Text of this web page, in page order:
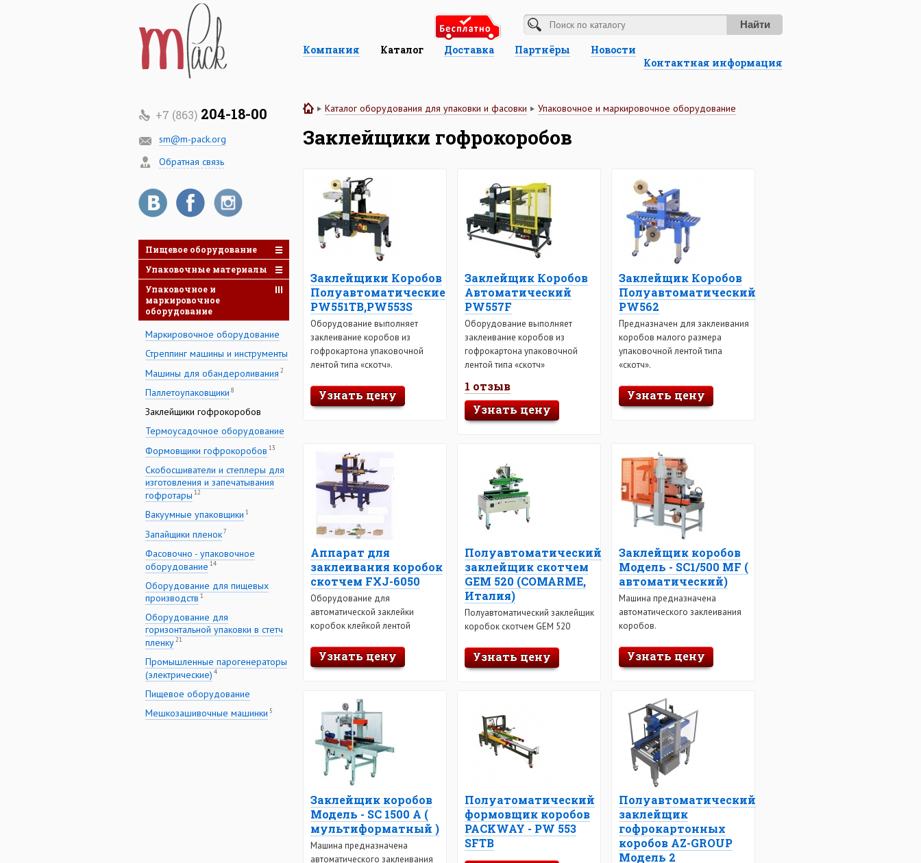
Компания Каталог Доставка Партнёры
Новости
Контактная информация
Найти
+7 (863) 204-18-00
sm@m-pack.org
Обратная связь
Пищевое оборудование
Упаковочные материалы
Упаковочное и
маркировочное
оборудование
Маркировочное оборудование
Стреппинг машины и инструменты
Машины для обандероливания 2
Паллетоупаковщики 8
Заклейщики гофрокоробов
Термоусадочное оборудование
Формовщики гофрокоробов 13
Скобосшиватели и степлеры для
изготовления и запечатывания
гофротары 12
Вакуумные упаковщики 1
Запайщики пленок7
Фасовочно - упаковочное
оборудование 14
Оборудование для пищевых
производств 1
Оборудование для
горизонтальной упаковки в стетч
пленку21
Промышленные парогенераторы
(электрические) 4
Пищевое оборудование
Мешкозашивочные машинки 5
Каталог оборудования для упаковки и фасовки Упаковочное и маркировочное оборудование
Заклейщики гофрокоробов
Заклейщики Коробов
Полуавтоматические
PW551ТВ,PW553S
Оборудование выполняет
заклеивание коробов из
гофрокартона упаковочной
лентой типа «скотч».
Узнать цену
Заклейщик Коробов
Автоматический
PW557F
Оборудование выполняет
заклеивание коробов из
гофрокартона упаковочной
лентой типа «скотч»
1 отзыв
Узнать цену
Заклейщик Коробов
Полуавтоматический
PW562
Предназначен для заклеивания
коробов малого размера
упаковочной лентой типа
«скотч».
Узнать цену
Аппарат для
заклеивания коробок
скотчем FXJ-6050
Оборудование для
автоматической заклейки
коробок клейкой лентой
Узнать цену
Полуавтоматический
заклейщик скотчем
GEM 520 (COMARME,
Италия)
Полуавтоматический заклейщик
коробок скотчем GEM 520
Узнать цену
Заклейщик коробов
Модель - SC1/500 MF (
автоматический)
Машина предназначена
автоматического заклеивания
коробов.
Узнать цену
Заклейщик коробов
Модель - SC 1500 A (
мультиформатный )
Машина предназначена
автоматического заклеивания
Полуатоматический
формовщик коробов
PACKWAY - PW 553
SFTB
Полуавтоматический
заклейщик
гофрокартонных
коробов AZ-GROUP
Mодель 2